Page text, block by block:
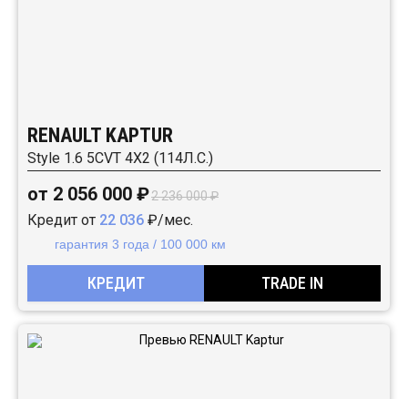
RENAULT KAPTUR
Style 1.6 5CVT 4X2 (114Л.С.)
от 2 056 000 ₽2 236 000 ₽
Кредит от 22 036 ₽/мес.
гарантия 3 года / 100 000 км
КРЕДИТ TRADE IN